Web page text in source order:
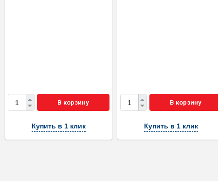
В корзину
Купить в 1 клик
В корзину
Купить в 1 клик